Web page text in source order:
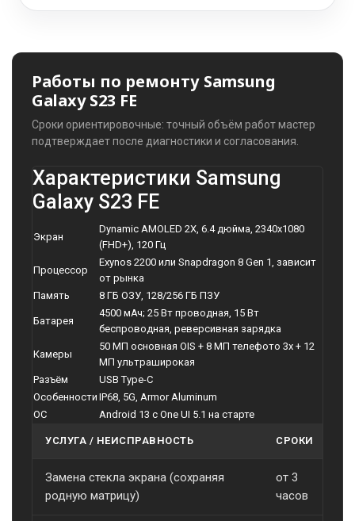
Работы по ремонту Samsung
Galaxy S23 FE
Сроки ориентировочные: точный объём работ мастер
подтверждает после диагностики и согласования.
Характеристики Samsung
Galaxy S23 FE
Экран
Dynamic AMOLED 2X, 6.4 дюйма, 2340x1080
(FHD+), 120 Гц
Процессор
Exynos 2200 или Snapdragon 8 Gen 1, зависит
от рынка
Память
8 ГБ ОЗУ, 128/256 ГБ ПЗУ
Батарея
4500 мАч; 25 Вт проводная, 15 Вт
беспроводная, реверсивная зарядка
Камеры
50 МП основная OIS + 8 МП телефото 3x + 12
МП ультраширокая
Разъём
USB Type-C
Особенности IP68, 5G, Armor Aluminum
ОС
Android 13 с One UI 5.1 на старте
УСЛУГА / НЕИСПРАВНОСТЬ СРОКИ
Замена стекла экрана (сохраняя
родную матрицу)
от 3
часов